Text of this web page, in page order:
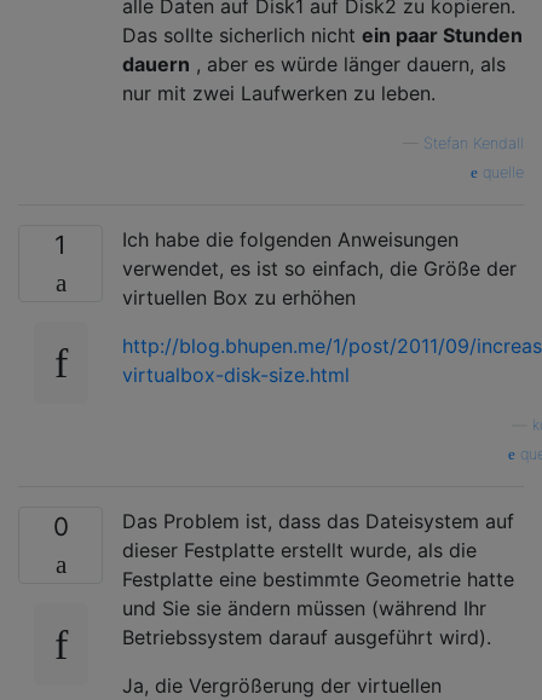
alle Daten auf Disk1 auf Disk2 zu kopieren.
Das sollte sicherlich nicht ein paar Stunden
dauern , aber es würde länger dauern, als
nur mit zwei Laufwerken zu leben.
Stefan Kendall
quelle
1
Ich habe die folgenden Anweisungen
verwendet, es ist so einfach, die Größe der
virtuellen Box zu erhöhen
http://blog.bhupen.me/1/post/2011/09/
virtualbox-disk-size.html
0
Das Problem ist, dass das Dateisystem auf
dieser Festplatte erstellt wurde, als die
Festplatte eine bestimmte Geometrie hatte
und Sie sie ändern müssen (während Ihr
Betriebssystem darauf ausgeführt wird).
Ja, die Vergrößerung der virtuellen